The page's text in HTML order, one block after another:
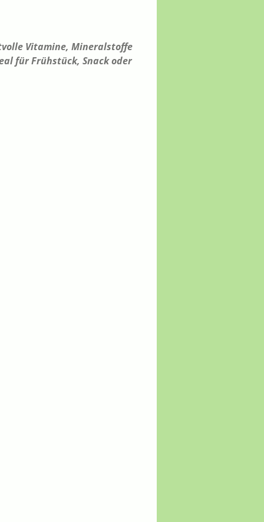
Vitamine, Mineralstoffe
für Frühstück, Snack oder